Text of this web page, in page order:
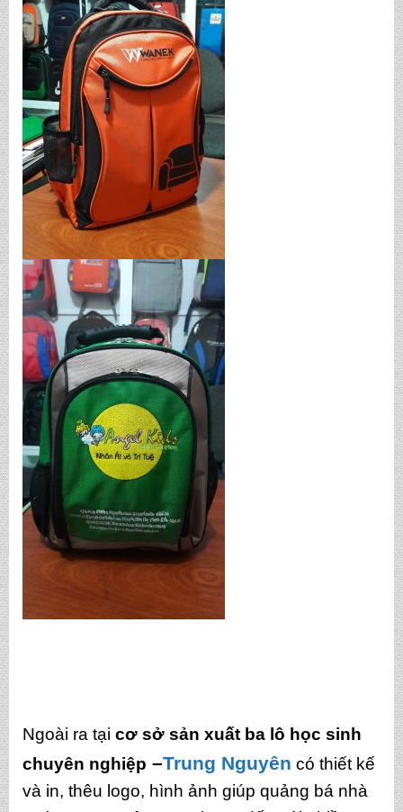
Ngoài ra tại cơ sở sản xuất ba lô học sinh
chuyên nghiệp –Trung Nguyên có thiết kế
và in, thêu logo, hình ảnh giúp quảng bá nhà